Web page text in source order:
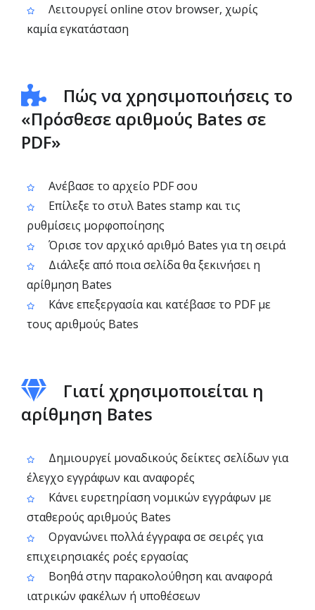
Λειτουργεί online στον browser, χωρίς
καμία εγκατάσταση
Πώς να χρησιμοποιήσεις το
«Πρόσθεσε αριθμούς Bates σε
PDF»
Ανέβασε το αρχείο PDF σου
Επίλεξε το στυλ Bates stamp και τις
ρυθμίσεις μορφοποίησης
Όρισε τον αρχικό αριθμό Bates για τη σειρά
Διάλεξε από ποια σελίδα θα ξεκινήσει η
αρίθμηση Bates
Κάνε επεξεργασία και κατέβασε το PDF με
τους αριθμούς Bates
Γιατί χρησιμοποιείται η
αρίθμηση Bates
Δημιουργεί μοναδικούς δείκτες σελίδων για
έλεγχο εγγράφων και αναφορές
Κάνει ευρετηρίαση νομικών εγγράφων με
σταθερούς αριθμούς Bates
Οργανώνει πολλά έγγραφα σε σειρές για
επιχειρησιακές ροές εργασίας
Βοηθά στην παρακολούθηση και αναφορά
ιατρικών φακέλων ή υποθέσεων